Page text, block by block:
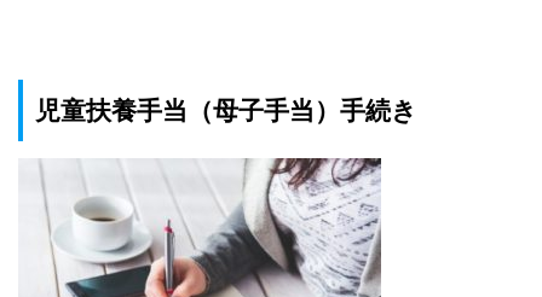
児童扶養手当（母子手当）手続き